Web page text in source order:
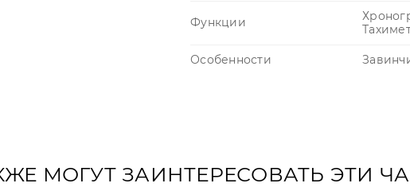
Функции
Особенности
МОГУТ ЗАИНТЕРЕСОВАТЬ ЭТИ